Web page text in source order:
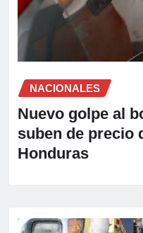
NACIONALES
Nuevo golpe al
suben de precio
Honduras